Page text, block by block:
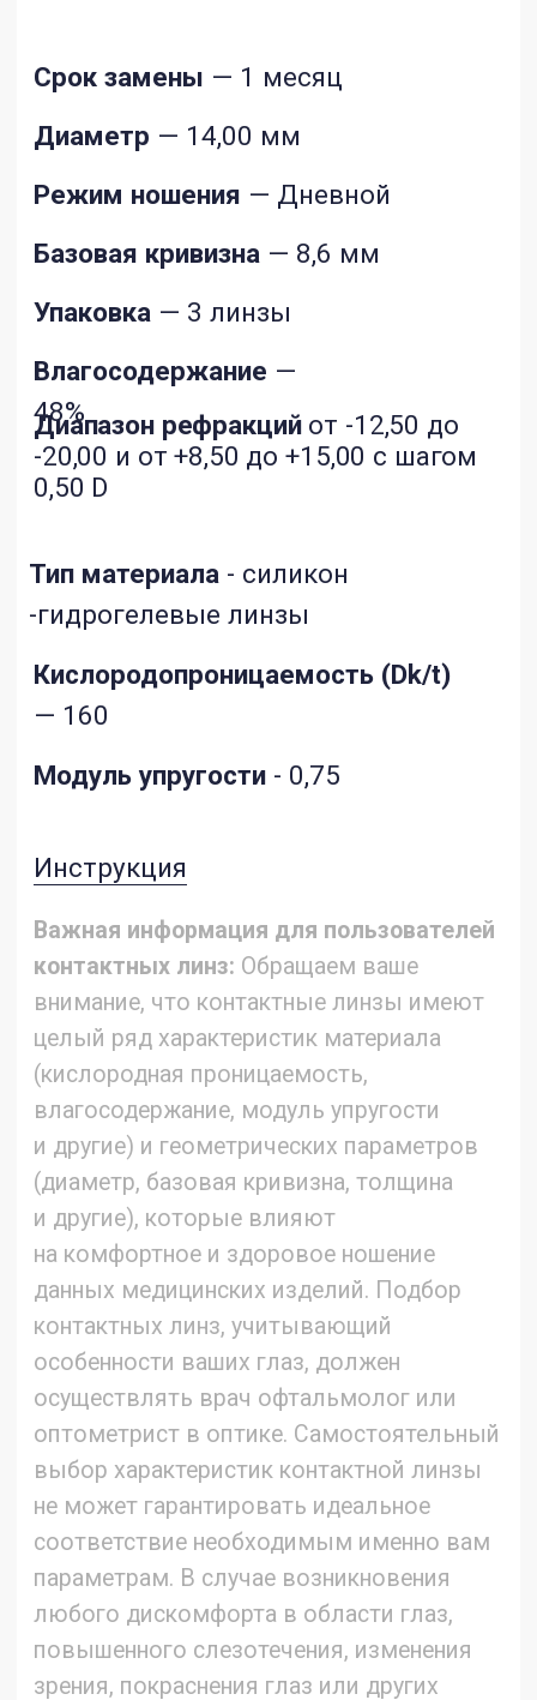
(диаметр, базовая кривизна, толщина
на комфортное и здоровое ношение
данных медицинских изделий. Подбор
особенности ваших глаз, должен
оптометрист в оптике. Самостоятельный
не может гарантировать идеальное
параметрам. В случае возникновения
любого дискомфорта в области глаз,
повышенного слезотечения, изменения
зрения, покраснения глаз или других
нарушений, необходимо немедленно снять
линзы и связаться со своим лечащим